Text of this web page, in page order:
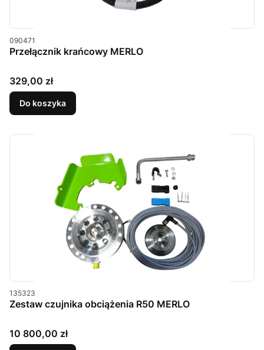
Kod produktu
090471
Przełącznik krańcowy MERLO
Cena
329,00 zł
Do koszyka
Kod produktu
135323
Zestaw czujnika obciążenia R50 MERLO
Cena
10 800,00 zł